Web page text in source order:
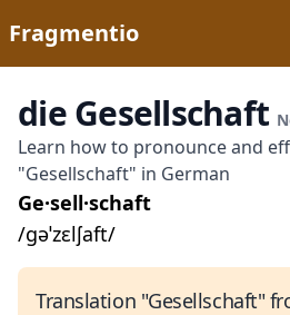
Fragmentio
die Gesellschaft
Learn how to pronounce and
"Gesellschaft" in German
Ge·sell·schaft
/ɡəˈzɛlʃaft/
Translation "Gesellschaft"